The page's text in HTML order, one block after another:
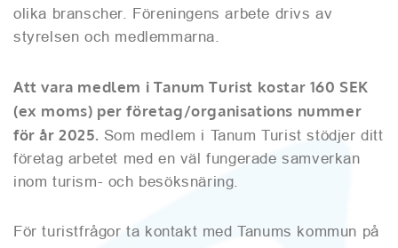
olika branscher. Föreningens arbete drivs av
styrelsen och medlemmarna.
Att vara medlem i Tanum Turist kostar 160 SEK
(ex moms) per företag/organisations nummer
för år 2025. Som medlem i Tanum Turist stödjer ditt
företag arbetet med en väl fungerade samverkan
inom turism- och besöksnäring.
För turistfrågor ta kontakt med Tanums kommun på